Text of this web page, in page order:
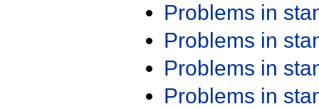
Problems in
Problems in
Problems in
Problems in